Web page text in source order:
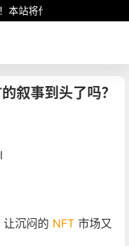
本站将作为行业资讯共享
叙事到头了吗？
沉闷的 NFT 市场又